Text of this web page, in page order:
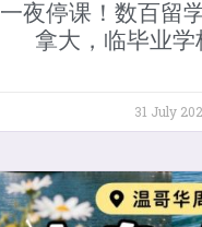
一夜停课！数百留
拿大，临毕业学
31 July